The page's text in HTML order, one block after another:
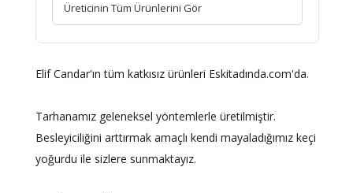
Üreticinin Tüm Ürünlerini Gör
Elif Candar'ın tüm katkısız ürünleri Eskitadında.com'da.
Tarhanamız geleneksel yöntemlerle üretilmiştir.
Besleyiciliğini arttırmak amaçlı kendi mayaladığımız keçi
yoğurdu ile sizlere sunmaktayız.